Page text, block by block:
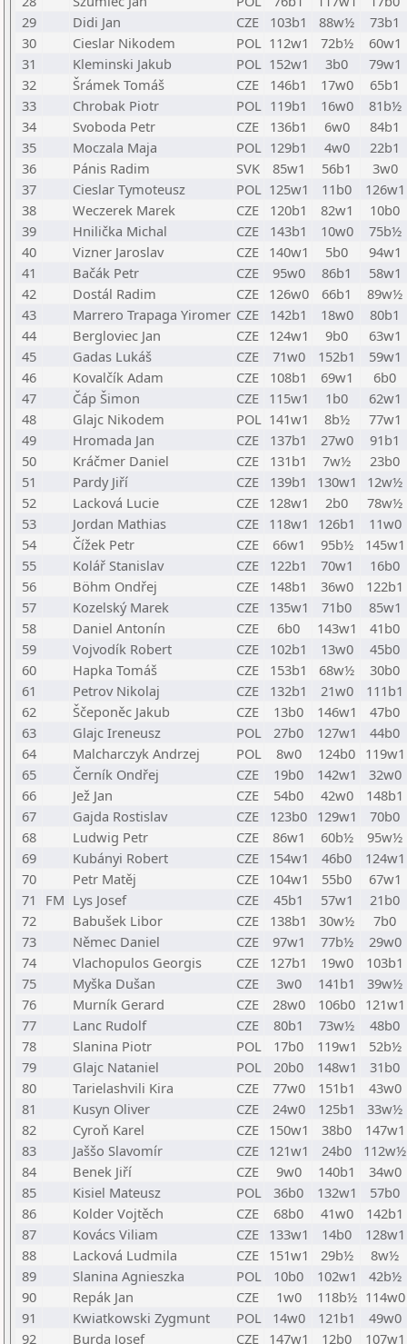
29
Didi Jan CZE 103b1 88w½
73b1
30
Cieslar Nikodem POL 112w1 72b½
60w1
31
Kleminski Jakub POL 152w1 3b0
79w1
32
Šrámek Tomáš CZE 146b1 17w0
65b1
33
Chrobak Piotr POL 119b1 16w0
81b½
34
Svoboda Petr CZE 136b1 6w0
84b1
35
Moczala Maja POL 129b1 4w0
22b1
36
Pánis Radim SVK 85w1 56b1
3w0
37
Cieslar Tymoteusz POL 125w1 11b0
126w1
38
Weczerek Marek CZE 120b1 82w1
10b0
39
Hnilička Michal CZE 143b1 10w0
75b½
40
Vizner Jaroslav CZE 140w1 5b0
94w1
41
Bačák Petr CZE 95w0 86b1
58w1
42
Dostál Radim CZE 126w0 66b1
89w½
43
Marrero Trapaga Yiromer CZE 142b1 18w0
80b1
44
Bergloviec Jan CZE 124w1 9b0
63w1
45
Gadas Lukáš CZE 71w0 152b1
59w1
46
Kovalčík Adam CZE 108b1 69w1
6b0
47
Čáp Šimon CZE 115w1 1b0
62w1
48
Glajc Nikodem POL 141w1 8b½
77w1
49
Hromada Jan CZE 137b1 27w0
91b1
50
Kráčmer Daniel CZE 131b1 7w½
23b0
51
Pardy Jiří CZE 139b1 130w1
12w½
52
Lacková Lucie CZE 128w1 2b0
78w½
53
Jordan Mathias CZE 118w1 126b1
11w0
54
Čížek Petr CZE 66w1 95b½
145w1
55
Kolář Stanislav CZE 122b1 70w1
16b0
56
Böhm Ondřej CZE 148b1 36w0
122b1
57
Kozelský Marek CZE 135w1 71b0
85w1
58
Daniel Antonín CZE 6b0 143w1
41b0
59
Vojvodík Robert CZE 102b1 13w0
45b0
60
Hapka Tomáš CZE 153b1 68w½
30b0
61
Petrov Nikolaj CZE 132b1 21w0
111b1
62
Ščeponěc Jakub CZE 13b0 146w1
47b0
63
Glajc Ireneusz POL 27b0 127w1
44b0
64
Malcharczyk Andrzej POL 8w0 124b0 119w1
65
Černík Ondřej CZE 19b0 142w1
32w0
66
Jež Jan CZE 54b0 42w0
148b1
67
Gajda Rostislav CZE 123b0 129w1
70b0
68
Ludwig Petr CZE 86w1 60b½
95w½
69
Kubányi Robert CZE 154w1 46b0
124w1
70
Petr Matěj CZE 104w1 55b0
67w1
71
FM Lys Josef CZE 45b1 57w1
21b0
72
Babušek Libor CZE 138b1 30w½
7b0
73
Němec Daniel CZE 97w1 77b½
29w0
74
Vlachopulos Georgis CZE 127b1 19w0
103b1
75
Myška Dušan CZE 3w0 141b1
39w½
76
Murník Gerard CZE 28w0 106b0 121w1
77
Lanc Rudolf CZE 80b1 73w½
48b0
78
Slanina Piotr POL 17b0 119w1
52b½
79
Glajc Nataniel POL 20b0 148w1
31b0
80
Tarielashvili Kira CZE 77w0 151b1
43w0
81
Kusyn Oliver CZE 24w0 125b1
33w½
82
Cyroň Karel CZE 150w1 38b0
147w1
83
Jaššo Slavomír CZE 121w1 24b0
112w½
84
Benek Jiří CZE 9w0 140b1
34w0
85
Kisiel Mateusz POL 36b0 132w1
57b0
86
Kolder Vojtěch CZE 68b0 41w0
142b1
87
Kovács Viliam CZE 133w1 14b0
128w1
88
Lacková Ludmila CZE 151w1 29b½
8w½
89
Slanina Agnieszka POL 10b0 102w1
42b½
90
Repák Jan CZE 1w0 118b½ 114w0
91
Kwiatkowski Zygmunt POL 14w0 121b1
49w0
92
Burda Josef CZE 147w1 12b0 107w1